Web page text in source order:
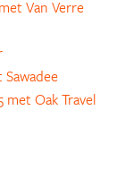
Van Verre
met Oak Travel